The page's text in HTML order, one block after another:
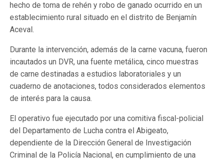
hecho de toma de rehén y robo de ganado ocurrido en un
establecimiento rural situado en el distrito de Benjamín
Aceval.
Durante la intervención, además de la carne vacuna, fueron
incautados un DVR, una fuente metálica, cinco muestras
de carne destinadas a estudios laboratoriales y un
cuaderno de anotaciones, todos considerados elementos
de interés para la causa.
El operativo fue ejecutado por una comitiva fiscal-policial
del Departamento de Lucha contra el Abigeato,
dependiente de la Dirección General de Investigación
Criminal de la Policía Nacional, en cumplimiento de una